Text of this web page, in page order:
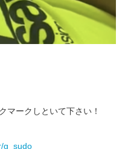
マークしといて下さい！
g_sudo